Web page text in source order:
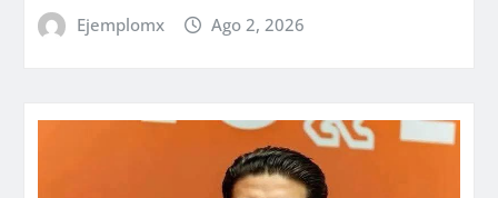
Ejemplomx Ago 2, 2026